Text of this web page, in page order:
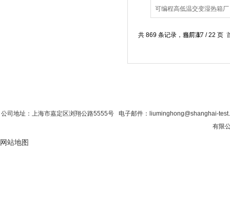
可编程高低温交变湿热箱厂
家
共 869 条记录，当前 17 / 22 页
公司地址：上海市嘉定区浏翔公路5555号 电子邮件：liuminghong@shanghai-
有限
网站地图